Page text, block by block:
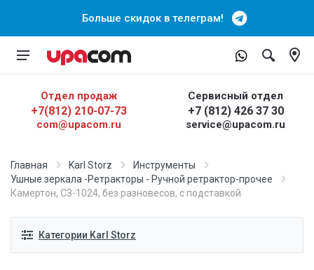
Больше скидок в телеграм!
Отдел продаж
+7(812) 210-07-73
com@upacom.ru
Сервисный отдел
+7 (812) 426 37 30
service@upacom.ru
Главная Karl Storz
Инструменты
Ушные зеркала -Ретракторы - Ручной ретрактор-прочее
Камертон, СЗ-1024, без разновесов, с подставкой
Категории Karl Storz